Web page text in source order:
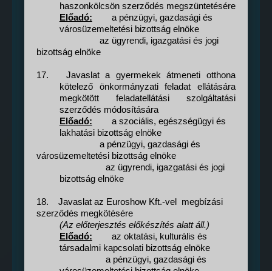
haszonkölcsön szerződés megszüntetésére
Előadó:
a pénzügyi, gazdasági és
városüzemeltetési bizottság elnöke
az ügyrendi, igazgatási és jogi
bizottság elnöke
17.
Javaslat a gyermekek átmeneti otthona
kötelező önkormányzati feladat ellátására
megkötött feladatellátási szolgáltatási
szerződés módosítására
Előadó:
a szociális, egészségügyi és
lakhatási bizottság elnöke
a pénzügyi, gazdasági és
városüzemeltetési bizottság elnöke
az ügyrendi, igazgatási és jogi
bizottság elnöke
18. Javaslat az Euroshow Kft.-vel
megbízási
szerződés megkötésére
(Az előterjesztés előkészítés alatt áll.)
Előadó:
az oktatási, kulturális és
társadalmi kapcsolati bizottság elnöke
a pénzügyi, gazdasági és